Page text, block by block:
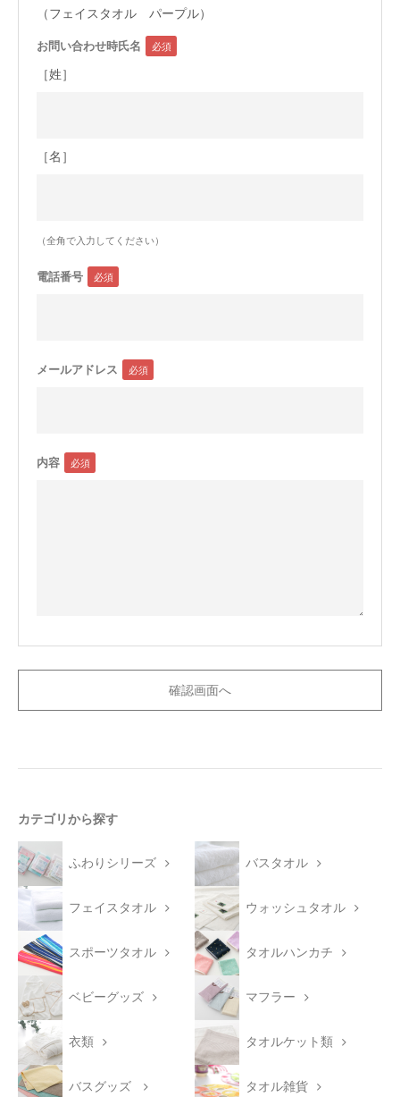
会員サービス
店舗リスト
ヘルプ
大量購入・法人向けの購入の方は
（フェイスタオル パープル）
お問い合わせ時氏名
［姓］
［名］
（全角で入力してください）
電話番号
メールアドレス
内容
カテゴリから探す
ふわりシリーズ バスタオル
フェイスタオル ウォッシュタオル
スポーツタオル タオルハンカチ
ベビーグッズ マフラー
衣類 タオルケット類
バスグッズ タオル雑貨